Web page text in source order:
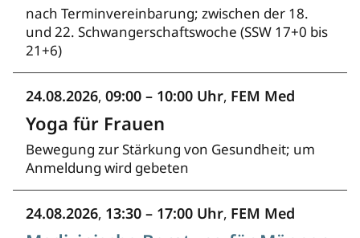
nach Terminvereinbarung; zwischen der 18.
und 22. Schwangerschaftswoche (SSW 17+0 bis
21+6)
24.08.2026, 09:00 – 10:00 Uhr, FEM Med
Yoga für Frauen
Bewegung zur Stärkung von Gesundheit; um
Anmeldung wird gebeten
24.08.2026, 13:30 – 17:00 Uhr, FEM Med